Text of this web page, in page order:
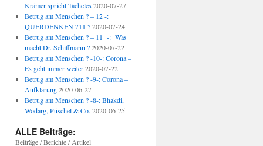
Krämer spricht Tacheles 2020-07-27
Betrug am Menschen ? – 12 -:
QUERDENKEN 711 ? 2020-07-24
Betrug am Menschen ? – 11 -: Was
macht Dr. Schiffmann ? 2020-07-22
Betrug am Menschen ? -10-: Corona –
Es geht immer weiter 2020-07-22
Betrug am Menschen ? -9-: Corona –
Aufklärung 2020-06-27
Betrug am Menschen ? -8-: Bhakdi,
Wodarg, Püschel & Co. 2020-06-25
ALLE Beiträge:
Beiträge / Berichte / Artikel